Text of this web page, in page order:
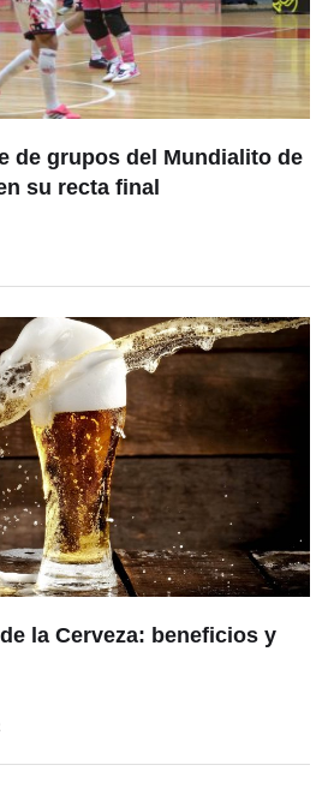
de grupos del Mundialito de
su recta final
la Cerveza: beneficios y